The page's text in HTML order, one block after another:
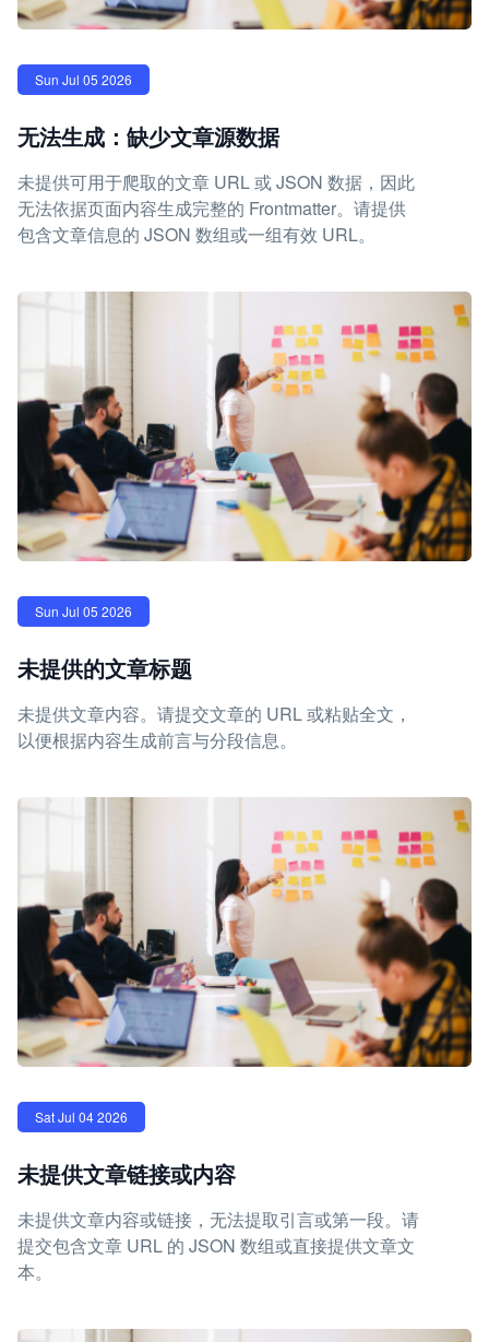
Sun Jul 05 2026
无法生成：缺少文章源数据
未提供可用于爬取的文章 URL 或 JSON 数据，因此
无法依据页面内容生成完整的 Frontmatter。请提供
包含文章信息的 JSON 数组或一组有效 URL。
Sun Jul 05 2026
未提供的文章标题
未提供文章内容。请提交文章的 URL 或粘贴全文，
以便根据内容生成前言与分段信息。
Sat Jul 04 2026
未提供文章链接或内容
未提供文章内容或链接，无法提取引言或第一段。请
提交包含文章 URL 的 JSON 数组或直接提供文章文
本。